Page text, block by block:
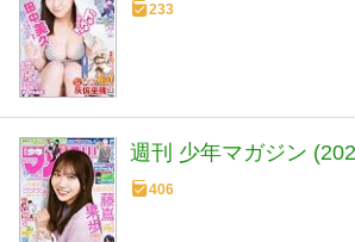
233
週刊 少年マガジン
406